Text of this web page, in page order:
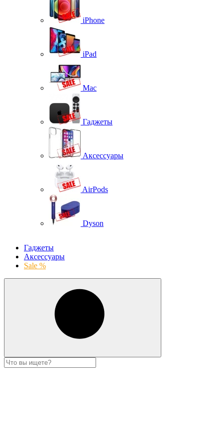
iPhone
iPad
Mac
Гаджеты
Аксессуары
AirPods
Dyson
Гаджеты
Аксессуары
Sale %